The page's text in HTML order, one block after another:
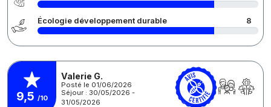
Écologie développement durable 8
9,5 /10
Valerie G.
Posté le 01/06/2026
Séjour : 30/05/2026 -
31/05/2026